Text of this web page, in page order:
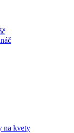
na kvety